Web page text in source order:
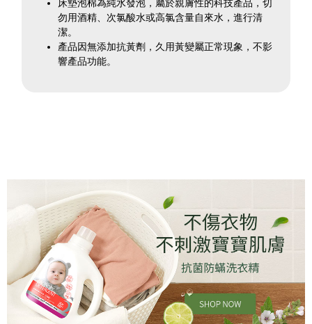
床墊泡棉為純水發泡，屬於親膚性的科技產品，切
勿用酒精、次氯酸水或高氯含量自來水，進行清
潔。
產品因無添加抗黃劑，久用黃變屬正常現象，不影
響產品功能。